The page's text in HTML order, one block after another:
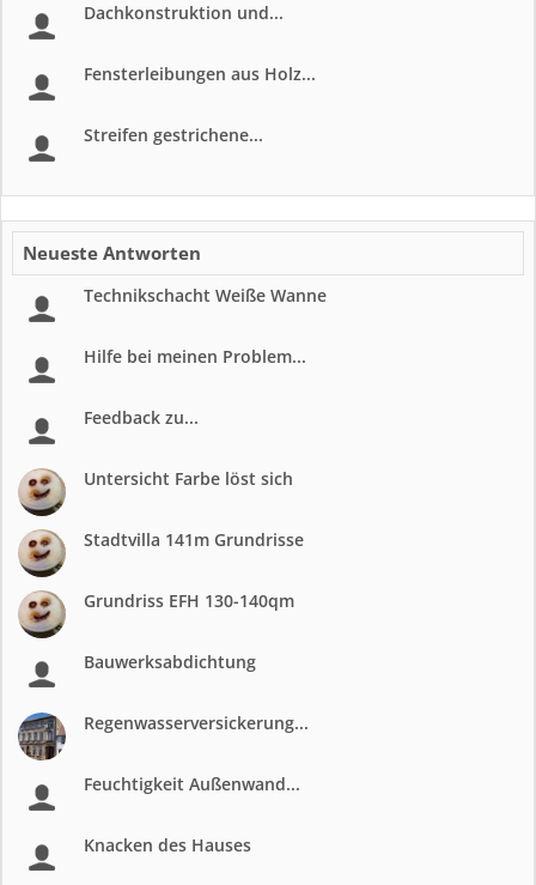
Dachkonstruktion und...
Fensterleibungen aus Holz...
Streifen gestrichene...
Neueste Antworten
Technikschacht Weiße Wanne
Hilfe bei meinen Problem...
Feedback zu...
Untersicht Farbe löst sich
Stadtvilla 141m Grundrisse
Grundriss EFH 130-140qm
Bauwerksabdichtung
Regenwasserversickerung...
Feuchtigkeit Außenwand...
Knacken des Hauses